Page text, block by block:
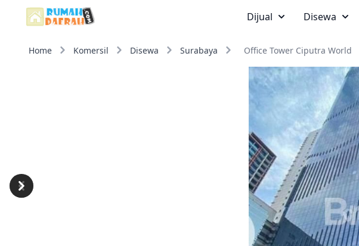
Dijual Disewa
Home Komersil Disewa Surabaya Office Tower Ciputra World
Previous
Next